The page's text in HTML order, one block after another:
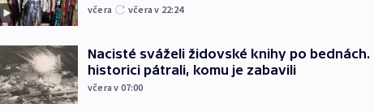
včera včera v 22:24
Nacisté sváželi židovské knihy po bednách.
historici pátrali, komu je zabavili
včera v 07:00